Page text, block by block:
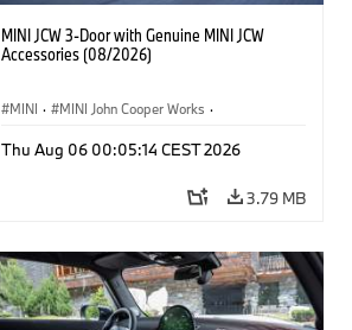
MINI JCW 3-Door with Genuine MINI JCW
Accessories (08/2026)
MINI · MINI John Cooper Works ·
Optional Extras, Accessories
Thu Aug 06 00:05:14 CEST 2026
3.79 MB